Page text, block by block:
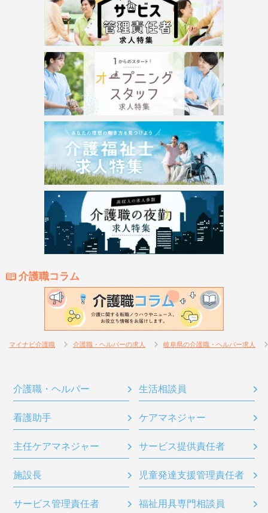
介護職コラム
マイナビ介護職 介護職・ヘルパーの求人 岐阜県の介護職・ヘルパー求人
介護職・ヘルパー 生活相談員
看護助手 ケアマネジャー
主任ケアマネジャー サービス提供責任者
施設長 児童発達支援管理責任者
サービス管理責任者 福祉用具専門相談員